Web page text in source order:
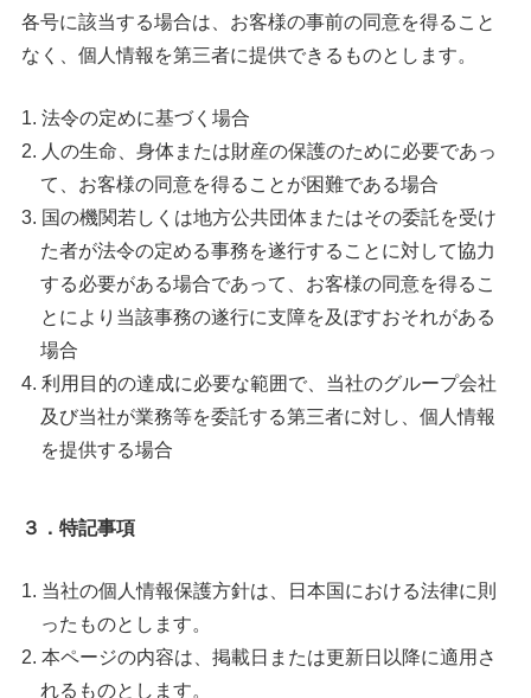
各号に該当する場合は、お客様の事前の同意を得ること
なく、個人情報を第三者に提供できるものとします。
法令の定めに基づく場合
人の生命、身体または財産の保護のために必要であっ
て、お客様の同意を得ることが困難である場合
国の機関若しくは地方公共団体またはその委託を受け
た者が法令の定める事務を遂行することに対して協力
する必要がある場合であって、お客様の同意を得るこ
とにより当該事務の遂行に支障を及ぼすおそれがある
場合
利用目的の達成に必要な範囲で、当社のグループ会社
及び当社が業務等を委託する第三者に対し、個人情報
を提供する場合
３．特記事項
当社の個人情報保護方針は、日本国における法律に則
ったものとします。
本ページの内容は、掲載日または更新日以降に適用さ
れるものとします。